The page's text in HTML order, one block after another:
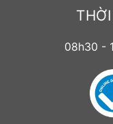
08h30 -